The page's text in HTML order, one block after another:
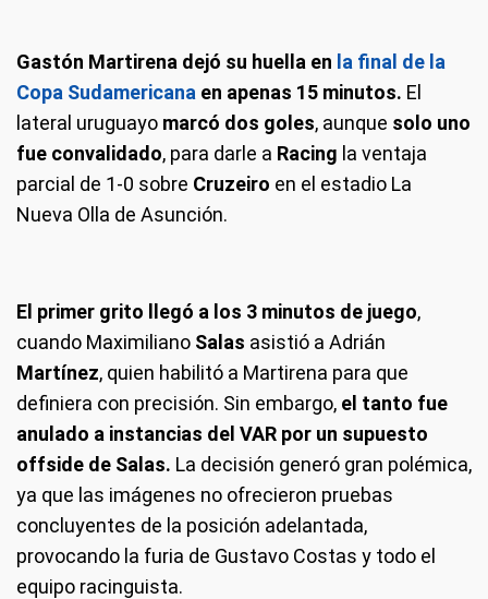
Gastón Martirena dejó su huella en la final de la
Copa Sudamericana en apenas 15 minutos. El
lateral uruguayo marcó dos goles, aunque solo uno
fue convalidado, para darle a Racing la ventaja
parcial de 1-0 sobre Cruzeiro en el estadio La
Nueva Olla de Asunción.
El primer grito llegó a los 3 minutos de juego,
cuando Maximiliano Salas asistió a Adrián
Martínez, quien habilitó a Martirena para que
definiera con precisión. Sin embargo, el tanto fue
anulado a instancias del VAR por un supuesto
offside de Salas. La decisión generó gran polémica,
ya que las imágenes no ofrecieron pruebas
concluyentes de la posición adelantada,
provocando la furia de Gustavo Costas y todo el
equipo racinguista.